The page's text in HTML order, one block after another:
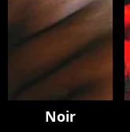
Noir